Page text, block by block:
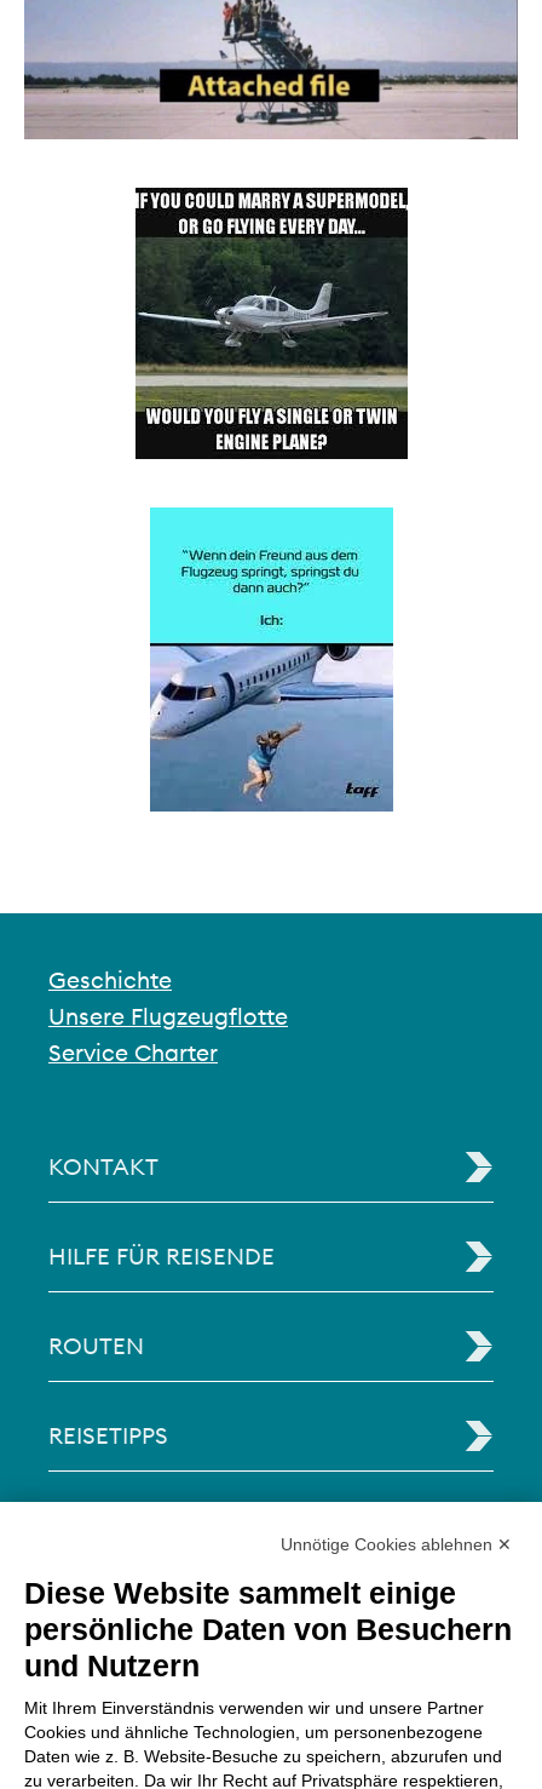
Geschichte
Unsere Flugzeugflotte
Service Charter
KONTAKT
HILFE FÜR REISENDE
ROUTEN
REISETIPPS
Via Paolo Bembo, 70 37062
Dossobuono di Villafranca (VR) Italy
Unnötige Cookies ablehnen ✕
Diese Website sammelt einige
persönliche Daten von Besuchern
und Nutzern
Mit Ihrem Einverständnis verwenden wir und unsere Partner
Cookies und ähnliche Technologien, um personenbezogene
Daten wie z. B. Website-Besuche zu speichern, abzurufen und
zu verarbeiten. Da wir Ihr Recht auf Privatsphäre respektieren,